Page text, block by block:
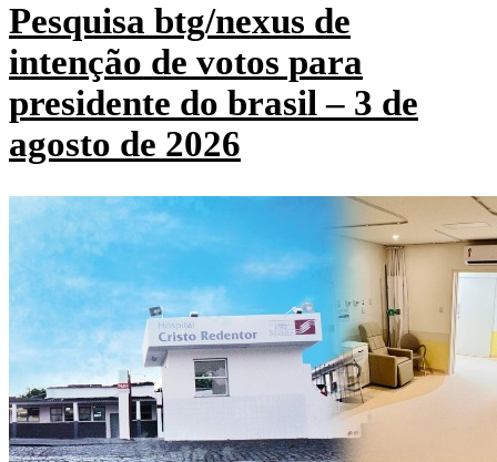
Pesquisa btg/nexus de
intenção de votos para
presidente do brasil – 3 de
agosto de 2026